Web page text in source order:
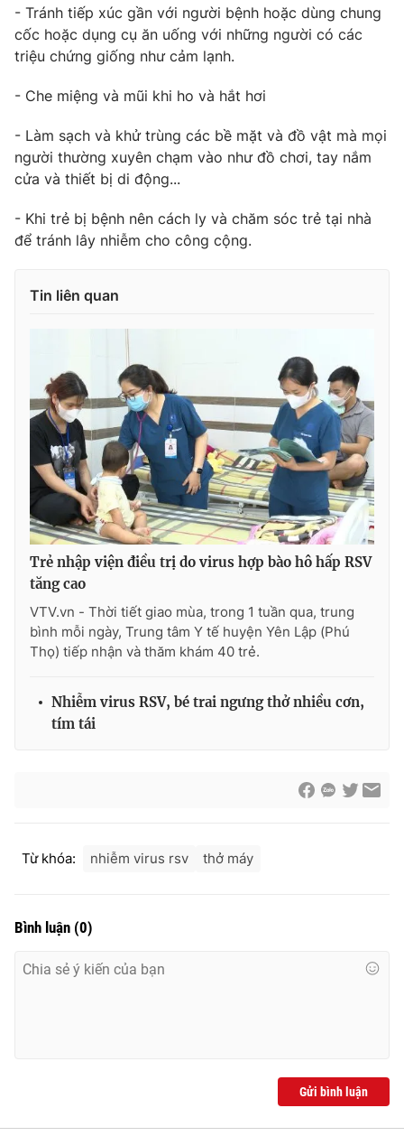
Ðiện thoại Thời báo VTV:024.66 897 897
Email:toasoan@vtv.vn
Liên hệ quảng cáo:024-7300.7108
thuận bằng văn bản. Ghi rõ nguồn VTV.vn khi phát hành lại
thông tin từ website này.
- Tránh tiếp xúc gần với người bệnh hoặc dùng chung
cốc hoặc dụng cụ ăn uống với những người có các
triệu chứng giống như cảm lạnh.
- Che miệng và mũi khi ho và hắt hơi
- Làm sạch và khử trùng các bề mặt và đồ vật mà mọi
người thường xuyên chạm vào như đồ chơi, tay nắm
cửa và thiết bị di động...
- Khi trẻ bị bệnh nên cách ly và chăm sóc trẻ tại nhà
để tránh lây nhiễm cho công cộng.
Tin liên quan
Trẻ nhập viện điều trị do virus hợp bào hô hấp RSV
tăng cao
VTV.vn - Thời tiết giao mùa, trong 1 tuần qua, trung
bình mỗi ngày, Trung tâm Y tế huyện Yên Lập (Phú
Thọ) tiếp nhận và thăm khám 40 trẻ.
Nhiễm virus RSV, bé trai ngưng thở nhiều cơn,
tím tái
Từ khóa: nhiễm virus rsv thở máy
Bình luận (0)
Gửi bình luận